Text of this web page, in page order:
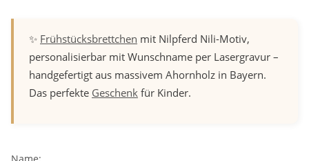
✨ Frühstücksbrettchen mit Nilpferd Nili-Motiv,
personalisierbar mit Wunschname per Lasergravur –
handgefertigt aus massivem Ahornholz in Bayern.
Das perfekte Geschenk für Kinder.